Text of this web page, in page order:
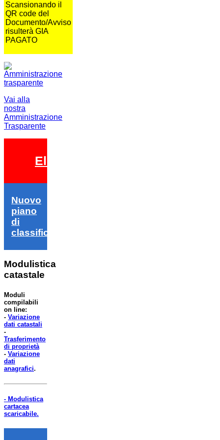
Scansionando il
QR code del
Documento/Avviso
risulterà GIA
PAGATO
Vai alla
nostra
Amministrazione
Trasparente
Elezioni 2026
Nuovo
piano
di
classifica
Modulistica
catastale
Moduli
compilabili
on line:
- Variazione
dati catastali
-
Trasferimento
di proprietà
- Variazione
dati
anagrafici.
- Modulistica
cartacea
scaricabile.